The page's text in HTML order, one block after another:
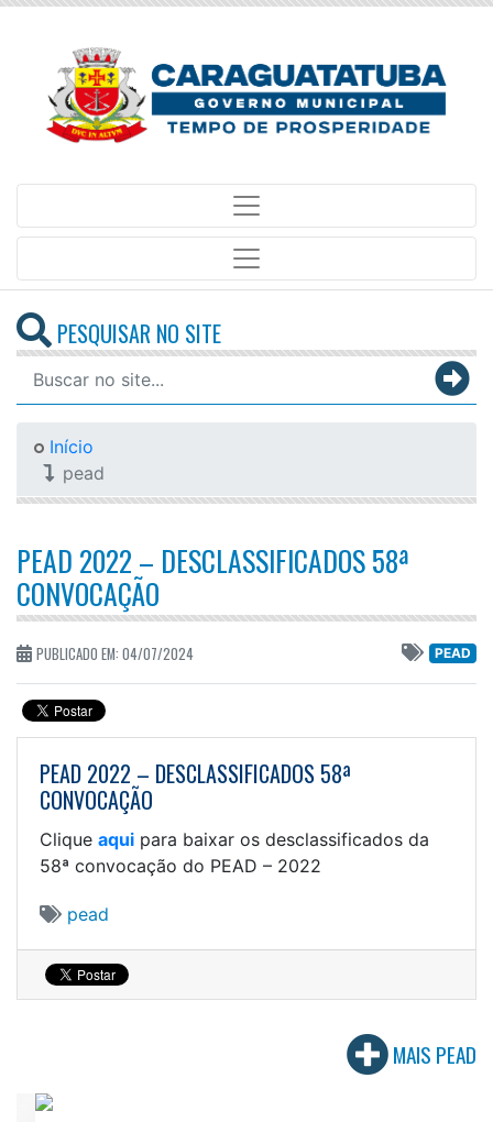
PESQUISAR NO SITE
Início
pead
PEAD 2022 – DESCLASSIFICADOS 58ª
CONVOCAÇÃO
PUBLICADO EM: 04/07/2024 PEAD
PEAD 2022 – DESCLASSIFICADOS 58ª
CONVOCAÇÃO
Clique aqui para baixar os desclassificados da
58ª convocação do PEAD – 2022
pead
MAIS PEAD